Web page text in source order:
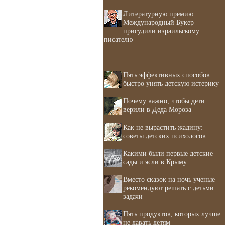
Литературную премию
Международный Букер
присудили израильскому
писателю
Пять эффективных способов
быстро унять детскую истерику
Почему важно, чтобы дети
верили в Деда Мороза
Как не вырастить жадину:
советы детских психологов
Какими были первые детские
сады и ясли в Крыму
Вместо сказок на ночь ученые
рекомендуют решать с детьми
задачи
Пять продуктов, которых лучше
не давать детям